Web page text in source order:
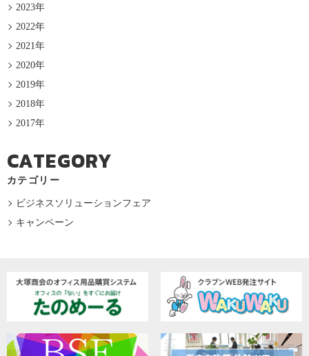
2023年
2022年
2021年
2020年
2019年
2018年
2017年
CATEGORY
カテゴリー
ビジネスソリューションフェア
キャンペーン